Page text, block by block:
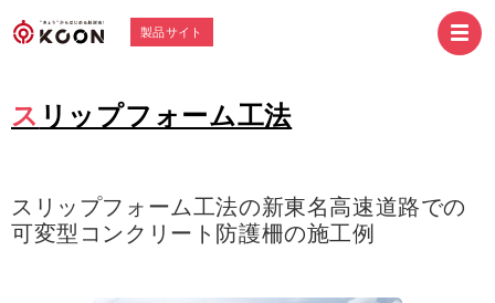
製品サイト
スリップフォーム工法
スリップフォーム工法の新東名高速道路での
可変型コンクリート防護柵の施工例